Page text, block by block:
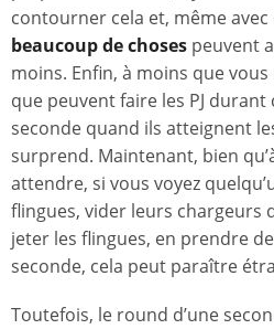
contourner cela et, même
beaucoup de choses peuvent
moins. Enfin, à moins que
que peuvent faire les PJ durant
seconde quand ils atteignent
surprend. Maintenant, bien
attendre, si vous voyez
flingues, vider leurs chargeurs
jeter les flingues, en prendre
seconde, cela peut paraître
Toutefois, le round d’une